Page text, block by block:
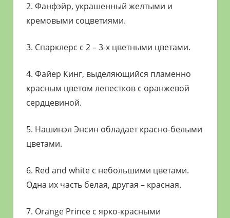
2. Фанфэйр, украшенный желтыми и
кремовыми соцветиями.
3. Спарклерс с 2 – 3-х цветными цветами.
4. Файер Кинг, выделяющийся пламенно
красным цветом лепестков с оранжевой
сердцевиной.
5. Нашинэл Энсин обладает красно-белыми
цветами.
6. Red and white с небольшими цветами.
Одна их часть белая, другая – красная.
7. Orange Prince с ярко-красными